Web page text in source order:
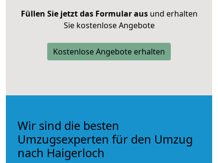
Füllen Sie jetzt das Formular ausund erhalten
Sie kostenlose Angebote
Kostenlose Angebote erhalten
Wir sind die besten
Umzugsexperten für den Umzug
nach Haigerloch